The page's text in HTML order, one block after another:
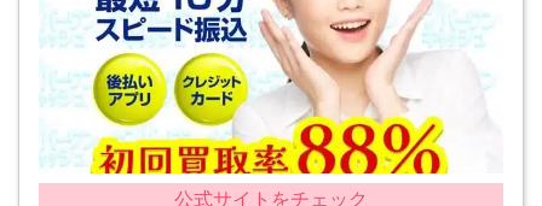
公式サイトをチェック